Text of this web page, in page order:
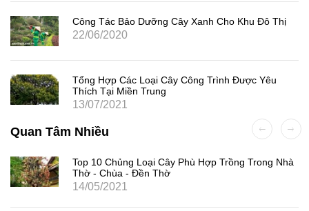
Công Tác Bảo Dưỡng Cây Xanh Cho Khu Đô Thị
22/06/2020
Tổng Hợp Các Loại Cây Công Trình Được Yêu
Thích Tại Miền Trung
13/07/2021
Quan Tâm Nhiều
Top 10 Chủng Loại Cây Phù Hợp Trồng Trong Nhà
Thờ - Chùa - Đền Thờ
14/05/2021